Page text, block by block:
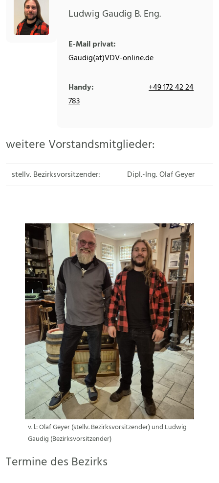
Ludwig Gaudig B. Eng.
E-Mail privat:
Gaudig(at)VDV-online.de
Handy:
+49 172 42 24
783
weitere Vorstandsmitglieder:
stellv. Bezirksvorsitzender: Dipl.-Ing. Olaf Geyer
v. l.: Olaf Geyer (stellv. Bezirksvorsitzender) und Ludwig
Gaudig (Bezirksvorsitzender)
Termine des Bezirks